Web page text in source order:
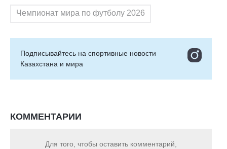
Чемпионат мира по футболу 2026
Подписывайтесь на cпортивные новости
Казахстана и мира
КОММЕНТАРИИ
Для того, чтобы оставить комментарий,